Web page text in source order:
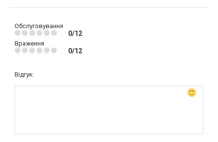
Обслуговування
0/12
Враження
0/12
Відгук: